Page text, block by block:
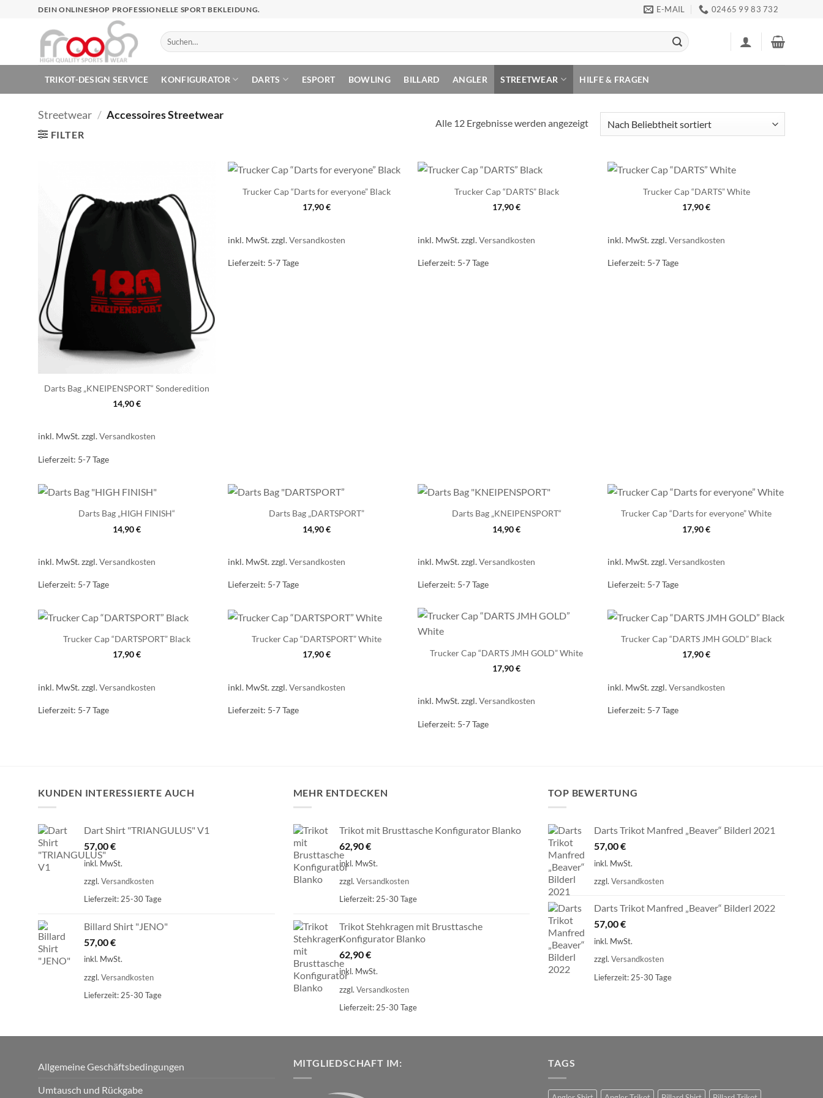
DEIN ONLINESHOP PROFESSIONELLE SPORT BEKLEIDUNG. E-MAIL 02465 99 83 732
Suchen
nach:
TRIKOT-DESIGN SERVICE KONFIGURATOR DARTS ESPORT BOWLING BILLARD ANGLER STREETWEAR HILFE & FRAGEN
Streetwear / Accessoires Streetwear
FILTER
Alle 12 Ergebnisse werden angezeigtNach
Beliebtheit
Darts Bag „KNEIPENSPORT“ Sonderedition
14,90€
inkl. MwSt.zzgl.Versandkosten
Lieferzeit: 5-7 Tage
Trucker Cap “Darts for everyone” Black
17,90€
inkl. MwSt.zzgl.Versandkosten
Lieferzeit: 5-7 Tage
Trucker Cap “DARTS” Black
17,90€
inkl. MwSt.zzgl.Versandkosten
Lieferzeit: 5-7 Tage
Trucker Cap “DARTS” White
17,90€
inkl. MwSt.zzgl.Versandkosten
Lieferzeit: 5-7 Tage
Darts Bag „HIGH FINISH“
14,90€
inkl. MwSt.zzgl.Versandkosten
Lieferzeit: 5-7 Tage
Darts Bag „DARTSPORT”
14,90€
inkl. MwSt.zzgl.Versandkosten
Lieferzeit: 5-7 Tage
Darts Bag „KNEIPENSPORT“
14,90€
inkl. MwSt.zzgl.Versandkosten
Lieferzeit: 5-7 Tage
Trucker Cap “Darts for everyone” White
17,90€
inkl. MwSt.zzgl.Versandkosten
Lieferzeit: 5-7 Tage
Trucker Cap “DARTSPORT” Black
17,90€
inkl. MwSt.zzgl.Versandkosten
Lieferzeit: 5-7 Tage
Trucker Cap “DARTSPORT” White
17,90€
inkl. MwSt.zzgl.Versandkosten
Lieferzeit: 5-7 Tage
Trucker Cap “DARTS JMH GOLD” White
17,90€
inkl. MwSt.zzgl.Versandkosten
Lieferzeit: 5-7 Tage
Trucker Cap “DARTS JMH GOLD” Black
17,90€
inkl. MwSt.zzgl.Versandkosten
Lieferzeit: 5-7 Tage
KUNDEN INTERESSIERTE AUCH
Dart Shirt "TRIANGULUS" V1
57,00€
inkl. MwSt.
zzgl. Versandkosten
Lieferzeit:25-30 Tage
Billard Shirt "JENO"
57,00€
inkl. MwSt.
zzgl. Versandkosten
Lieferzeit: 25-30 Tage
MEHR ENTDECKEN
Trikot mit Brusttasche Konfigurator Blanko
62,90€
inkl. MwSt.
zzgl. Versandkosten
Lieferzeit:25-30 Tage
Trikot Stehkragen mit Brusttasche
Konfigurator Blanko
62,90€
inkl. MwSt.
zzgl. Versandkosten
Lieferzeit: 25-30 Tage
TOP BEWERTUNG
Darts Trikot Manfred „Beaver“ Bilderl 2021
57,00€
inkl. MwSt.
zzgl.Versandkosten
Darts Trikot Manfred „Beaver“ Bilderl 2022
57,00€
inkl. MwSt.
zzgl.Versandkosten
Lieferzeit: 25-30 Tage
Allgemeine Geschäftsbedingungen
Umtausch und Rückgabe
MITGLIEDSCHAFT IM: TAGS